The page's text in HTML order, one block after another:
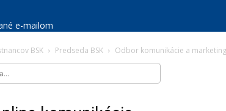
e-mailom
BSK Predseda BSK Odbor komunikácie a